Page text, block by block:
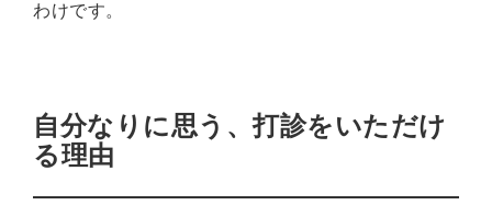
わけです。
自分なりに思う、打診をいただけ
る理由